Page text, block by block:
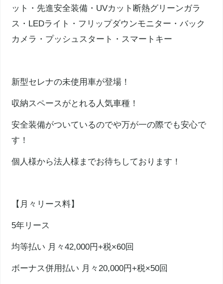
ット・先進安全装備・UVカット断熱グリーンガラ
ス・LEDライト・フリップダウンモニター・バック
カメラ・プッシュスタート・スマートキー
新型セレナの未使用車が登場！
収納スペースがとれる人気車種！
安全装備がついているのでや万が一の際でも安心で
す！
個人様から法人様までお待ちしております！
【月々リース料】
5年リース
均等払い 月々42,000円+税×60回
ボーナス併用払い 月々20,000円+税×50回